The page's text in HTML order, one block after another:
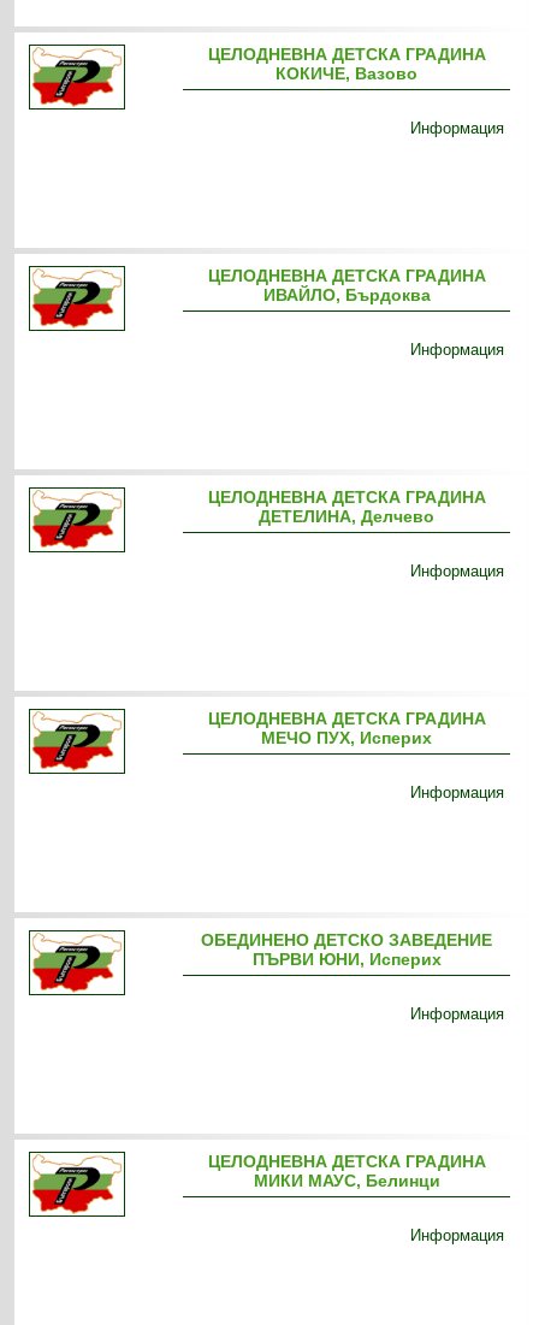
ЦЕЛОДНЕВНА ДЕТСКА ГРАДИНА
КОКИЧЕ, Вазово
Информация
ЦЕЛОДНЕВНА ДЕТСКА ГРАДИНА
ИВАЙЛО, Бърдоква
Информация
ЦЕЛОДНЕВНА ДЕТСКА ГРАДИНА
ДЕТЕЛИНА, Делчево
Информация
ЦЕЛОДНЕВНА ДЕТСКА ГРАДИНА
МЕЧО ПУХ, Исперих
Информация
ОБЕДИНЕНО ДЕТСКО ЗАВЕДЕНИЕ
ПЪРВИ ЮНИ, Исперих
Информация
ЦЕЛОДНЕВНА ДЕТСКА ГРАДИНА
МИКИ МАУС, Белинци
Информация